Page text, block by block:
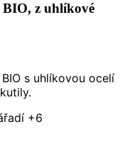
z uhlíkové
s uhlíkovou ocelí
+6